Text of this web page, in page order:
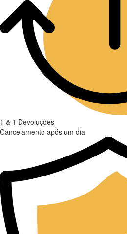
1 & 1 Devoluções
Cancelamento após um dia